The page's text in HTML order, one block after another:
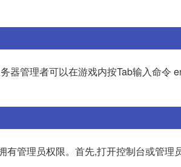
器管理者可以在游戏内按Tab输入命令
管理员权限。首先,打开控制台或管理